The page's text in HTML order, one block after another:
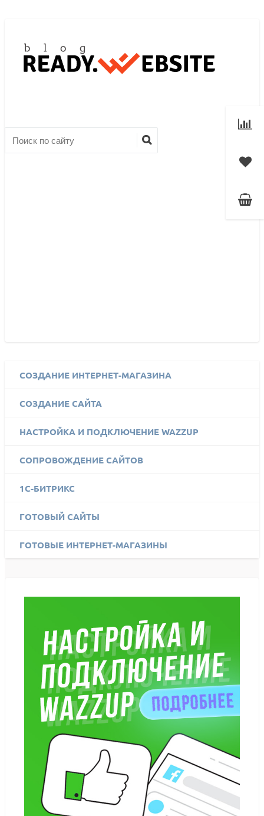
СОЗДАНИЕ ИНТЕРНЕТ-МАГАЗИНА
СОЗДАНИЕ САЙТА
НАСТРОЙКА И ПОДКЛЮЧЕНИЕ WAZZUP
СОПРОВОЖДЕНИЕ САЙТОВ
1C-БИТРИКС
ГОТОВЫЙ САЙТЫ
ГОТОВЫЕ ИНТЕРНЕТ-МАГАЗИНЫ